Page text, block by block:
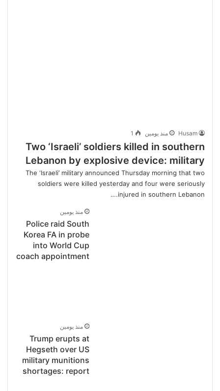
Husam منذ يومين 1
Two ‘Israeli’ soldiers killed in southern
Lebanon by explosive device: military
The ‘Israeli’ military announced Thursday morning that two
soldiers were killed yesterday and four were seriously
injured in southern Lebanon.…
منذ يومين
Police raid South
Korea FA in probe
into World Cup
coach appointment
منذ يومين
Trump erupts at
Hegseth over US
military munitions
shortages: report